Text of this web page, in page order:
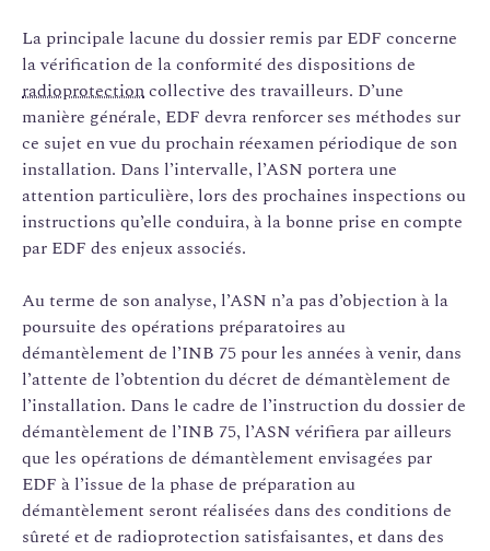
La principale lacune du dossier remis par EDF concerne
la vérification de la conformité des dispositions de
radioprotectioncollective des travailleurs. D’une
manière générale, EDF devra renforcer ses méthodes sur
ce sujet en vue du prochain réexamen périodique de son
installation. Dans l’intervalle, l’ASN portera une
attention particulière, lors des prochaines inspections ou
instructions qu’elle conduira, à la bonne prise en compte
par EDF des enjeux associés.
Au terme de son analyse, l’ASN n’a pas d’objection à la
poursuite des opérations préparatoires au
démantèlement de l’INB 75 pour les années à venir, dans
l’attente de l’obtention du décret de démantèlement de
l’installation. Dans le cadre de l’instruction du dossier de
démantèlement de l’INB 75, l’ASN vérifiera par ailleurs
que les opérations de démantèlement envisagées par
EDF à l’issue de la phase de préparation au
démantèlement seront réalisées dans des conditions de
sûreté et de radioprotection satisfaisantes, et dans des